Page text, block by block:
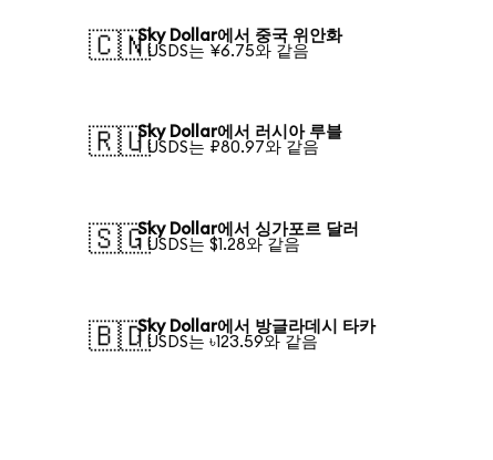
🇨🇳Sky Dollar에서 중국 위안화
1 USDS는 ¥6.75와 같음
🇷🇺Sky Dollar에서 러시아 루블
1 USDS는 ₽80.97와 같음
🇸🇬Sky Dollar에서 싱가포르 달러
1 USDS는 $1.28와 같음
🇧🇩Sky Dollar에서 방글라데시 타카
1 USDS는 ৳123.59와 같음